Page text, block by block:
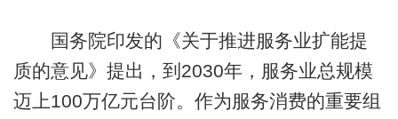
国务院印发的《关于推进服务业扩能提
质的意见》提出，到2030年，服务业总规模
迈上100万亿元台阶。作为服务消费的重要组